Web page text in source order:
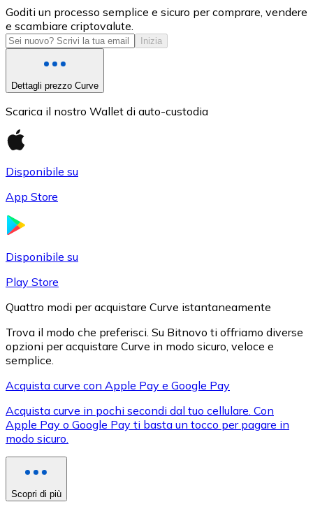
USD Coin
USDC
XRP
XRP
Vedi tutto
Goditi un processo semplice e sicuro per comprare, vendere
e scambiare criptovalute.
Inizia
Dettagli prezzo Curve
Scarica il nostro Wallet di auto-custodia
Disponibile su
App Store
Disponibile su
Play Store
Quattro modi per acquistare Curve istantaneamente
Trova il modo che preferisci. Su Bitnovo ti offriamo diverse
opzioni per acquistare Curve in modo sicuro, veloce e
semplice.
Acquista curve con Apple Pay e Google Pay
Acquista curve in pochi secondi dal tuo cellulare. Con
Apple Pay o Google Pay ti basta un tocco per pagare in
modo sicuro.
Scopri di più